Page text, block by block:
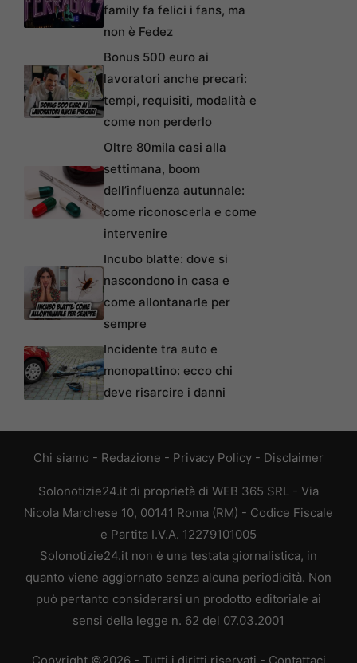
family fa felici i fans, ma
non è Fedez
Bonus 500 euro ai
lavoratori anche precari:
tempi, requisiti, modalità e
come non perderlo
Oltre 80mila casi alla
settimana, boom
dell’influenza autunnale:
come riconoscerla e come
intervenire
Incubo blatte: dove si
nascondono in casa e
come allontanarle per
sempre
Incidente tra auto e
monopattino: ecco chi
deve risarcire i danni
Chi siamo - Redazione - Privacy Policy - Disclaimer
Solonotizie24.it di proprietà di WEB 365 SRL - Via
Nicola Marchese 10, 00141 Roma (RM) - Codice Fiscale
e Partita I.V.A. 12279101005
Solonotizie24.it non è una testata giornalistica, in
quanto viene aggiornato senza alcuna periodicità. Non
può pertanto considerarsi un prodotto editoriale ai
sensi della legge n. 62 del 07.03.2001